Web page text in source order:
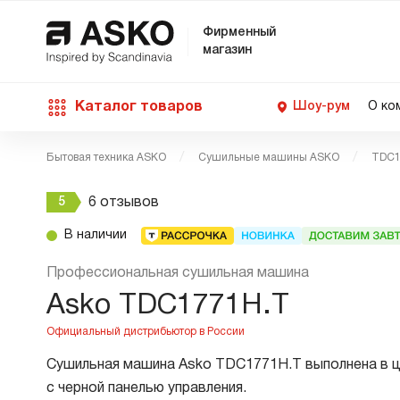
Фирменный
магазин
Каталог товаров Шоу-рум О
Техника для кухни
Уход за бельем
Asko Professional
Аксессуары
С
Бытовая техника ASKO Сушильные машины ASKO
5 6 отзывов
В наличии
Профессиональная сушильная машина
Asko TDC1771H.T
Сушильная машина Asko TDC1771H.T выполнена в
с черной панелью управления.